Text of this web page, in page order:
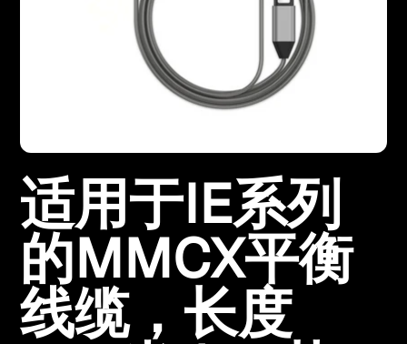
探索
关于我们
技术
声音空间
适用于IE系列
的MMCX平衡
线缆，长度